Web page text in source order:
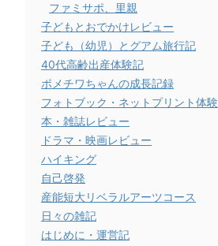
ファミサポ、里親
子どもとおでかけレビュー
子ども（幼児）とグアム旅行記
40代高齢出産体験記
ポメチワちゃんの成長記録
フォトブック・ネットプリント体験
本・雑誌レビュー
ドラマ・映画レビュー
ハイキング
自己啓発
産能短大リベラルアーツコース
日々の雑記
はじめに・運営記